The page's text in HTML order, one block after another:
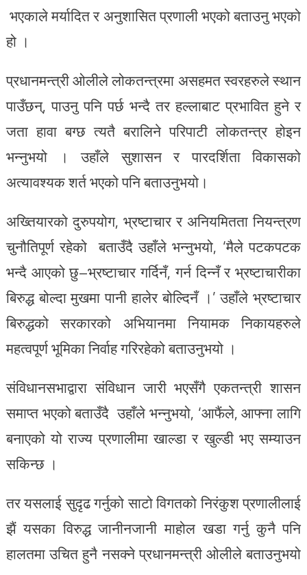
भएकाले मर्यादित र अनुशासित प्रणाली भएको बताउनु भएको
हो ।
प्रधानमन्त्री ओलीले लोकतन्त्रमा असहमत स्वरहरुले स्थान
पाउँछन्, पाउनु पनि पर्छ भन्दै तर हल्लाबाट प्रभावित हुने र
जता हावा बग्छ त्यतै बरालिने परिपाटी लोकतन्त्र होइन
भन्नुभयो । उहाँले सुशासन र पारदर्शिता विकासको
अत्यावश्यक शर्त भएको पनि बताउनुभयो।
अख्तियारको दुरुपयोग, भ्रष्टाचार र अनियमितता नियन्त्रण
चुनौतिपूर्ण रहेको बताउँदै उहाँले भन्नुभयो, ‘मैले पटकपटक
भन्दै आएको छु–भ्रष्टाचार गर्दिनँ, गर्न दिन्नँ र भ्रष्टाचारीका
बिरुद्ध बोल्दा मुखमा पानी हालेर बोल्दिनँ ।’ उहाँले भ्रष्टाचार
बिरुद्धको सरकारको अभियानमा नियामक निकायहरुले
महत्वपूर्ण भूमिका निर्वाह गरिरहेको बताउनुभयो ।
संविधानसभाद्वारा संविधान जारी भएसँगै एकतन्त्री शासन
समाप्त भएको बताउँदै उहाँले भन्नुभयो, ‘आफैंले, आफ्ना लागि
बनाएको यो राज्य प्रणालीमा खाल्डा र खुल्डी भए सम्याउन
सकिन्छ ।
तर यसलाई सुदृढ गर्नुको साटो विगतको निरंकुश प्रणालीलाई
झैं यसका विरुद्ध जानीनजानी माहोल खडा गर्नु कुनै पनि
हालतमा उचित हुनै नसक्ने प्रधानमन्त्री ओलीले बताउनुभयो